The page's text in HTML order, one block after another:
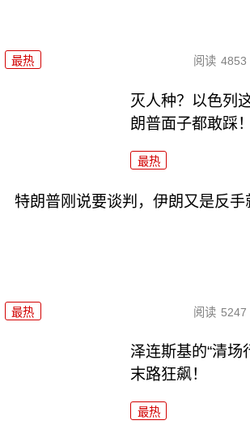
最热 阅读 4853
灭人种？以色列
朗普面子都敢踩！
最热
特朗普刚说要谈判，伊朗又是反手
最热 阅读 5247
泽连斯基的“清场
末路狂飙！
最热